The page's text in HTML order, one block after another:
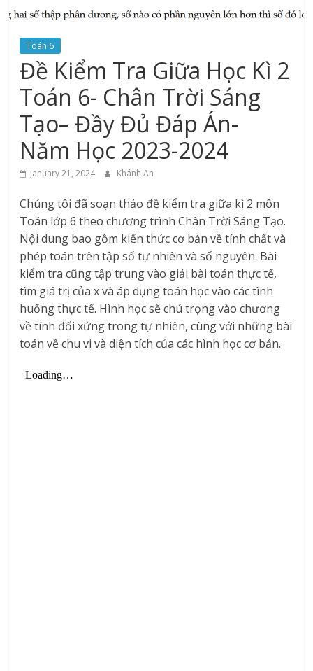
Toán 6
Đề Kiểm Tra Giữa Học Kì 2
Toán 6- Chân Trời Sáng
Tạo– Đầy Đủ Đáp Án-
Năm Học 2023-2024
January 21, 2024 Khánh An
Chúng tôi đã soạn thảo đề kiểm tra giữa kì 2 môn
Toán lớp 6 theo chương trình Chân Trời Sáng Tạo.
Nội dung bao gồm kiến thức cơ bản về tính chất và
phép toán trên tập số tự nhiên và số nguyên. Bài
kiểm tra cũng tập trung vào giải bài toán thực tế,
tìm giá trị của x và áp dụng toán học vào các tình
huống thực tế. Hình học sẽ chú trọng vào chương
về tính đối xứng trong tự nhiên, cùng với những bài
toán về chu vi và diện tích của các hình học cơ bản.